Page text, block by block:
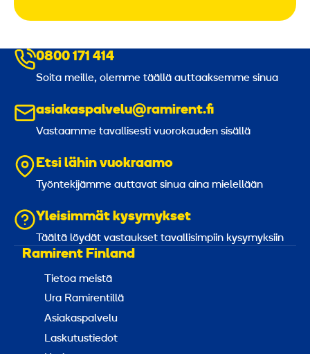
0800 171 414
Soita meille, olemme täällä auttaaksemme sinua
asiakaspalvelu@ramirent.fi
Vastaamme tavallisesti vuorokauden sisällä
Etsi lähin vuokraamo
Työntekijämme auttavat sinua aina mielellään
Yleisimmät kysymykset
Täältä löydät vastaukset tavallisimpiin kysymyksiin
Ramirent Finland
Tietoa meistä
Ura Ramirentillä
Asiakaspalvelu
Laskutustiedot